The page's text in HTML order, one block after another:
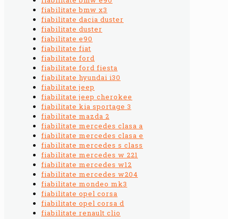
fiabilitate bmw x3
fiabilitate dacia duster
fiabilitate duster
fiabilitate e90
fiabilitate fiat
fiabilitate ford
fiabilitate ford fiesta
fiabilitate hyundai i30
fiabilitate jeep
fiabilitate jeep cherokee
fiabilitate kia sportage 3
fiabilitate mazda 2
fiabilitate mercedes clasa a
fiabilitate mercedes clasa e
fiabilitate mercedes s class
fiabilitate mercedes w 221
fiabilitate mercedes w12
fiabilitate mercedes w204
fiabilitate mondeo mk3
fiabilitate opel corsa
fiabilitate opel corsa d
fiabilitate renault clio